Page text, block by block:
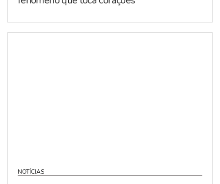
NOTÍCIAS